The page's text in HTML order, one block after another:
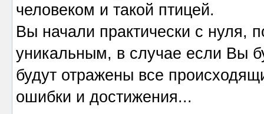
человеком и такой птицей.
Вы начали практически с нуля,
уникальным, в случае если Вы
будут отражены все
ошибки и достижения...